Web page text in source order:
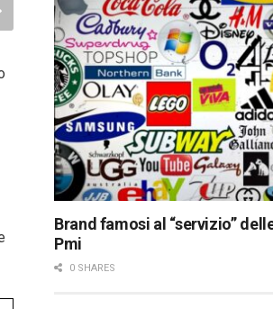
Brand famosi al “servizio”
Pmi
0 SHARES